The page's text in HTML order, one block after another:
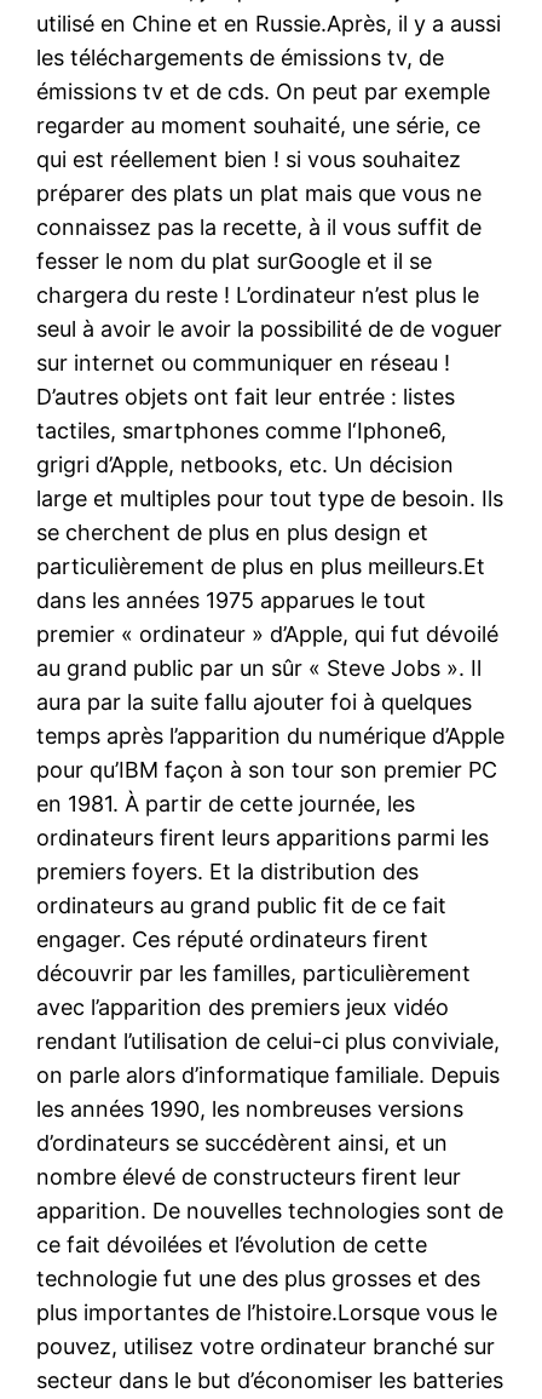
utilisé en Chine et en Russie.Après, il y a aussi
les téléchargements de émissions tv, de
émissions tv et de cds. On peut par exemple
regarder au moment souhaité, une série, ce
qui est réellement bien ! si vous souhaitez
préparer des plats un plat mais que vous ne
connaissez pas la recette, à il vous suffit de
fesser le nom du plat surGoogle et il se
chargera du reste ! L’ordinateur n’est plus le
seul à avoir le avoir la possibilité de de voguer
sur internet ou communiquer en réseau !
D’autres objets ont fait leur entrée : listes
tactiles, smartphones comme l‘Iphone6,
grigri d’Apple, netbooks, etc. Un décision
large et multiples pour tout type de besoin. Ils
se cherchent de plus en plus design et
particulièrement de plus en plus meilleurs.Et
dans les années 1975 apparues le tout
premier « ordinateur » d’Apple, qui fut dévoilé
au grand public par un sûr « Steve Jobs ». Il
aura par la suite fallu ajouter foi à quelques
temps après l’apparition du numérique d’Apple
pour qu’IBM façon à son tour son premier PC
en 1981. À partir de cette journée, les
ordinateurs firent leurs apparitions parmi les
premiers foyers. Et la distribution des
ordinateurs au grand public fit de ce fait
engager. Ces réputé ordinateurs firent
découvrir par les familles, particulièrement
avec l’apparition des premiers jeux vidéo
rendant l’utilisation de celui-ci plus conviviale,
on parle alors d’informatique familiale. Depuis
les années 1990, les nombreuses versions
d’ordinateurs se succédèrent ainsi, et un
nombre élevé de constructeurs firent leur
apparition. De nouvelles technologies sont de
ce fait dévoilées et l’évolution de cette
technologie fut une des plus grosses et des
plus importantes de l’histoire.Lorsque vous le
pouvez, utilisez votre ordinateur branché sur
secteur dans le but d’économiser les batteries